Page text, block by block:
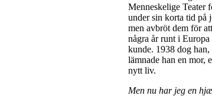
Menneskelige Teater
under sin korta tid på
men avbröt dem för
några år runt i
kunde. 1938 dog
lämnade han en mor,
nytt liv.
Men nu har jeg en